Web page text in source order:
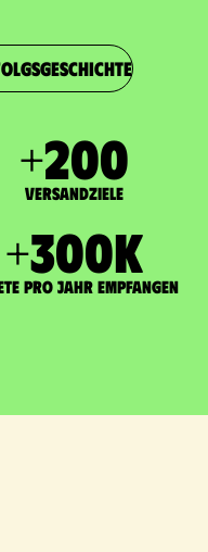
+200
Versandziele
+300K
pro Jahr empfangen